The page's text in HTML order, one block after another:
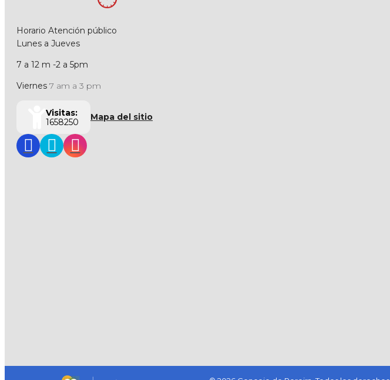
Horario Atención público
Lunes a Jueves
7 a 12 m -2 a 5pm
Viernes 7 am a 3 pm
Visitas:
1658250
Mapa del sitio